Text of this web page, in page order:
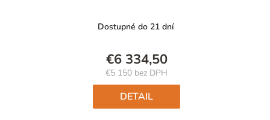
Dostupné do 21 dní
€6 334,50
€5 150 bez DPH
Jednotková
cena:
DETAIL